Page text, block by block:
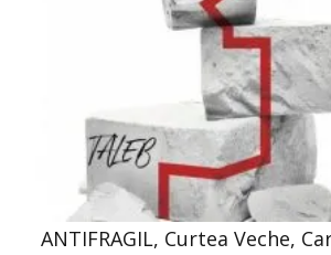
ANTIFRAGIL, Curtea Veche,